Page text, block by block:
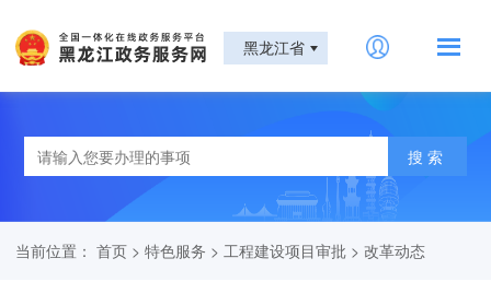
黑龙江省
当前位置：首页 >特色服务 >工程建设项目审批 >改革动态